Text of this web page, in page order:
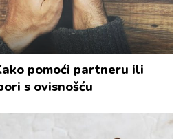
pomoći partneru ili
s ovisnošću